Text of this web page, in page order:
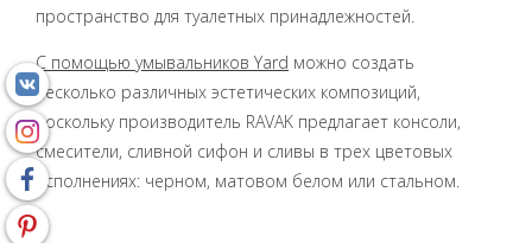
пространство для туалетных принадлежностей.
С помощью умывальников Yard можно создать
несколько различных эстетических композиций,
поскольку производитель RAVAK предлагает консоли,
смесители, сливной сифон и сливы в трех цветовых
исполнениях: черном, матовом белом или стальном.